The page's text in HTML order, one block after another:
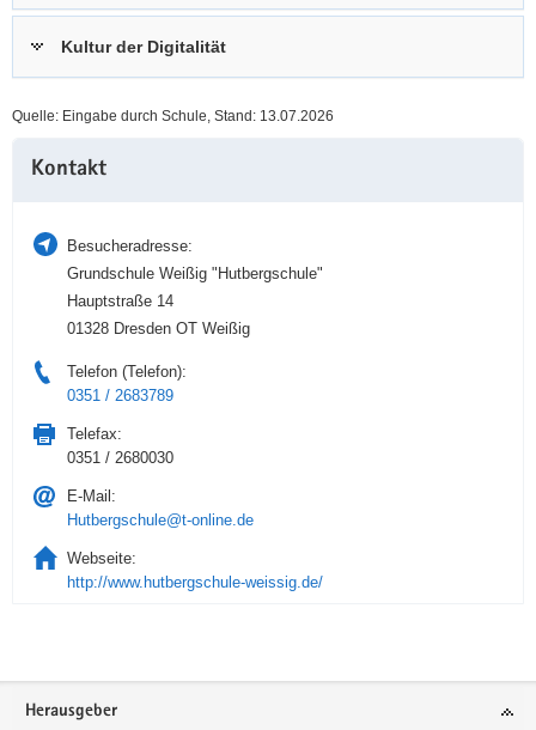
Kultur der Digitalität
Quelle: Eingabe durch Schule, Stand: 13.07.2026
Information
Kontakt
Besucheradresse:
Grundschule Weißig "Hutbergschule"
Hauptstraße 14
01328 Dresden OT Weißig
Telefon (Telefon):
0351 / 2683789
Telefax:
0351 / 2680030
E-Mail:
Hutbergschule@t-online.de
Webseite:
http://www.hutbergschule-weissig.de/
Service
Herausgeber